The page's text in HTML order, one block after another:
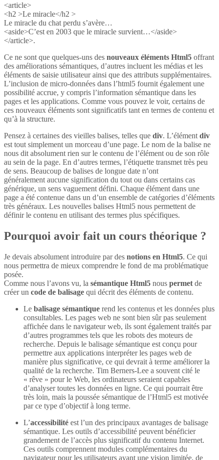
<article>
<h2 >Le miracle</h2 >
Le miracle du chat perdu s’avère…
<aside>C’est en 2003 que le miracle survient…</aside>
</article>.
Ce ne sont que quelques-uns des nouveaux éléments Html5 offrant
des améliorations sémantiques, d’autres incluent les médias et les
éléments de saisie utilisateur ainsi que des attributs supplémentaires.
L’inclusion de micro-données dans l’html5 fournit également une
possibilité accrue, y compris l’information sémantique dans les
pages et les applications. Comme vous pouvez le voir, certains de
ces nouveaux éléments sont significatifs tant en termes de contenu et
qu’à la structure.
Pensez à certaines des vieilles balises, telles que div. L’élément div
est tout simplement un morceau d’une page. Le nom de la balise ne
nous dit absolument rien sur le contenu de l’élément ou de son rôle
au sein de la page. En d’autres termes, l’étiquette transmet très peu
de sens. Beaucoup de balises de longue date n’ont
généralement aucune signification du tout ou dans certains cas
générique, un sens vaguement défini. Chaque élément dans une
page a été contenue dans un d’un ensemble de catégories d’éléments
très généraux. Les nouvelles balises Html5 nous permettent de
définir le contenu en utilisant des termes plus spécifiques.
Pourquoi avoir fait un cours théorique ?
Je devais absolument introduire par des notions en Html5. Ce qui
nous permettra de mieux comprendre le fond de ma problématique
posée.
Comme nous l’avons vu, la sémantique Html5 nous permet de
créer un code de balisage qui décrit des éléments de contenu.
Le balisage sémantique rend les contenus et les données plus
consultables. Les pages web ne sont bien sûr pas seulement
affichée dans le navigateur web, ils sont également traités par
d’autres programmes tels que les robots des moteurs de
recherche. Depuis le balisage sémantique est conçu pour
permettre aux applications interpréter les pages web de
manière plus significative, ce qui devrait à terme améliorer la
qualité de la recherche. Tim Berners-Lee a souvent cité le
« rêve » pour le Web, les ordinateurs seraient capables
d’analyser toutes les données en ligne. Ce qui pourrait être
très loin, mais la poussée sémantique de l’Html5 est motivée
par ce type d’objectif à long terme.
L’accessibilité est l’un des principaux avantages de balisage
sémantique. Les outils d’accessibilité peuvent bénéficier
grandement de l’accès plus significatif du contenu Internet.
Ces outils comprennent modules complémentaires du
navigateur pour les utilisateurs ayant une vision limitée, de